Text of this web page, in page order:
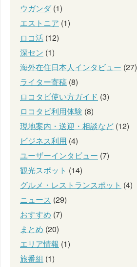
ウガンダ(1)
エストニア (1)
ロコ活 (12)
深セン (1)
海外在住日本人インタビュー (27)
ライター寄稿 (8)
ロコタビ使い方ガイド (3)
ロコタビ利用体験 (8)
現地案内・送迎・相談など (12)
ビジネス利用 (4)
ユーザーインタビュー (7)
観光スポット (14)
グルメ・レストランスポット (4)
ニュース (29)
おすすめ (7)
まとめ (20)
エリア情報 (1)
旅番組 (1)